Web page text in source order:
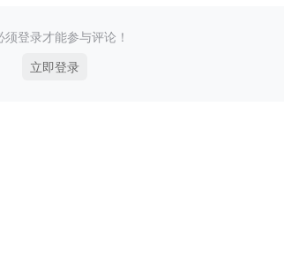
须登录才能参与评论！
立即登录